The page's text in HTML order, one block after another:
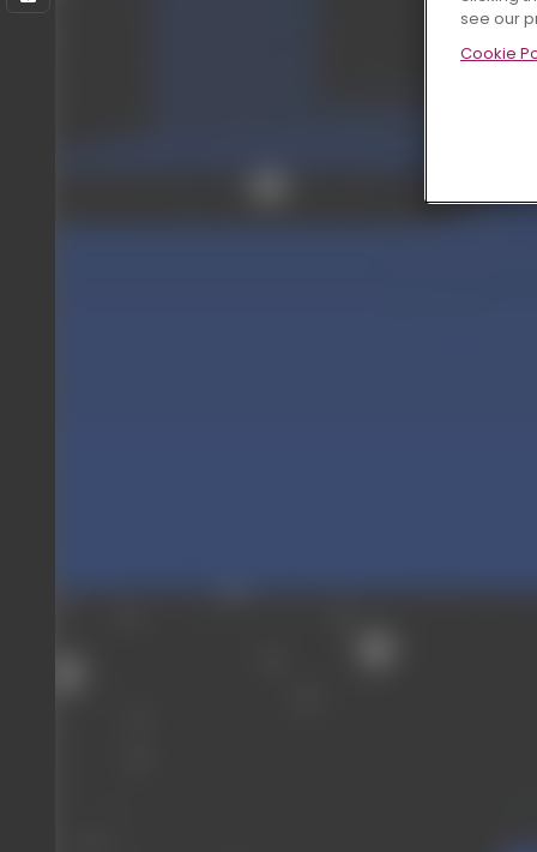
see our
Cookie